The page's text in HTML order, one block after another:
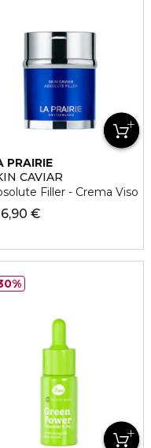
PRAIRIE
CAVIAR
Filler - Crema Viso
€